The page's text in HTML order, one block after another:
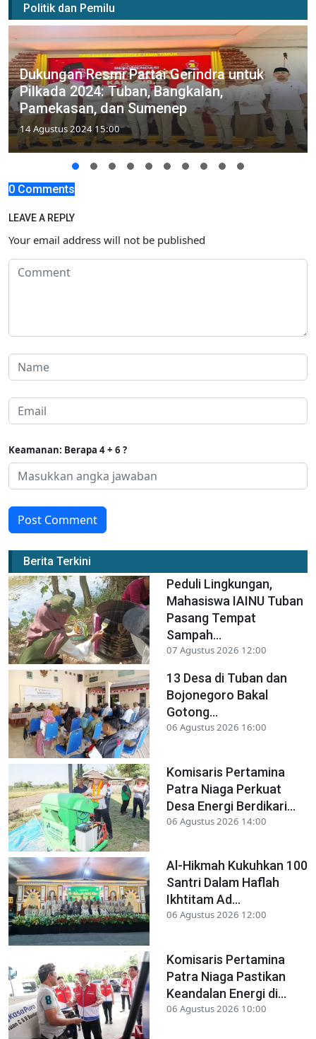
Politik dan Pemilu
Dukungan Resmi Partai Gerindra untuk
Pilkada 2024: Tuban, Bangkalan,
Pamekasan, dan Sumenep
14 Agustus 2024 15:00
0 Comments
LEAVE A REPLY
Your email address will not be published
Keamanan: Berapa 4 + 6 ?
Post Comment
Berita Terkini
Peduli Lingkungan,
Mahasiswa IAINU Tuban
Pasang Tempat
Sampah...
07 Agustus 2026 12:00
13 Desa di Tuban dan
Bojonegoro Bakal
Gotong...
06 Agustus 2026 16:00
Komisaris Pertamina
Patra Niaga Perkuat
Desa Energi Berdikari...
06 Agustus 2026 14:00
Al-Hikmah Kukuhkan 100
Santri Dalam Haflah
Ikhtitam Ad...
06 Agustus 2026 12:00
Komisaris Pertamina
Patra Niaga Pastikan
Keandalan Energi di...
06 Agustus 2026 10:00